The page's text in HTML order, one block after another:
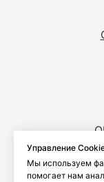
©
Управление
Мы используем
помогает нам